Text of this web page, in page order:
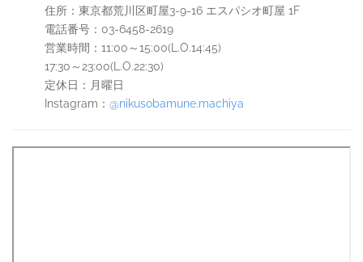
住所：東京都荒川区町屋3-9-16 エスパシオ町屋 1F
電話番号：03-6458-2619
営業時間：11:00～15:00(L.O.14:45)
17:30～23:00(L.O.22:30)
定休日：月曜日
Instagram： @nikusobamune.machiya